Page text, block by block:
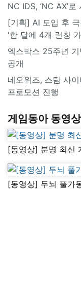
NC IDS, ‘NC AX’
[기획] AI 도입 후
'한 달에 4개 런칭
엑스박스 25주년
공개
네오위즈, 스팀 사이
프로모션 진행
게임동아 동영상
[동영상] 분명 최신
[동영상] 두뇌 풀가